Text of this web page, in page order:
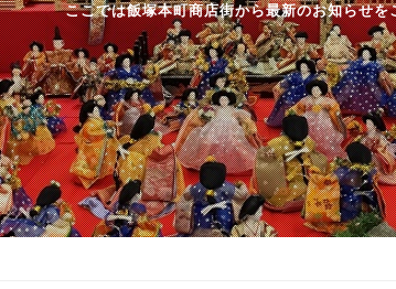
ここでは飯塚本町商店街から最新のお知らせを